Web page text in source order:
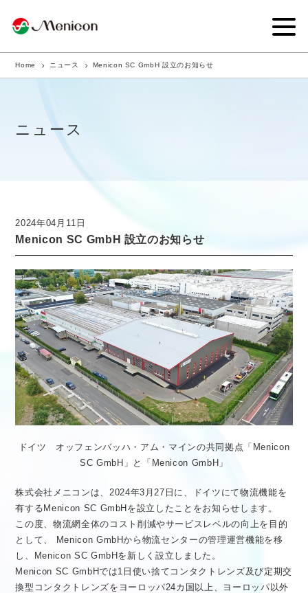
企業情報
商品サイト
ニュース
採用情報
医療従事者向け情報 GLOBAL
Home ニュース Menicon SC GmbH 設立のお知らせ
ニュース
2024年04月11日
Menicon SC GmbH 設立のお知らせ
ドイツ オッフェンバッハ・アム・マインの共同拠点「Menicon
SC GmbH」と「Menicon GmbH」
株式会社メニコンは、2024年3月27日に、ドイツにて物流機能を
有するMenicon SC GmbHを設立したことをお知らせします。
この度、物流網全体のコスト削減やサービスレベルの向上を目的
として、 Menicon GmbHから物流センターの管理運営機能を移
し、Menicon SC GmbHを新しく設立しました。
Menicon SC GmbHでは1日使い捨てコンタクトレンズ及び定期交
換型コンタクトレンズをヨーロッパ24カ国以上、ヨーロッパ以外